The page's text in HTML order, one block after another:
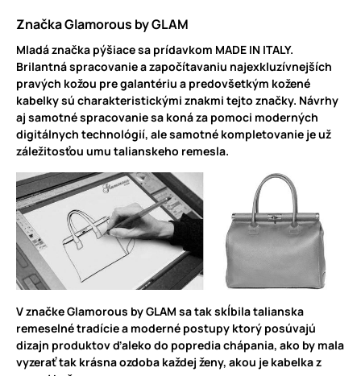
Značka Glamorous by GLAM
Mladá značka pýšiace sa prídavkom MADE IN ITALY.
Brilantná spracovanie a započítavaniu najexkluzívnejších
pravých kožou pre galantériu a predovšetkým kožené
kabelky sú charakteristickými znakmi tejto značky. Návrhy
aj samotné spracovanie sa koná za pomoci moderných
digitálnych technológií, ale samotné kompletovanie je už
záležitosťou umu talianskeho remesla.
V značkeGlamorous by GLAM sa tak skĺbila talianska
remeselné tradície a moderné postupy ktorý posúvajú
dizajn produktov ďaleko do popredia chápania, ako by mala
vyzerať tak krásna ozdoba každej ženy, akou je kabelka z